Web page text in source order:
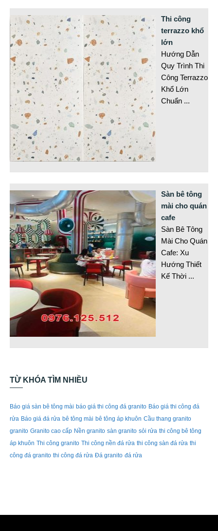
Thi công
terrazzo khổ
lớn
Hướng Dẫn
Quy Trình Thi
Công Terrazzo
Khổ Lớn
Chuẩn ...
Sàn bê tông
mài cho quán
cafe
Sàn Bê Tông
Mài Cho Quán
Cafe: Xu
Hướng Thiết
Kế Thời ...
TỪ KHÓA TÌM NHIỀU
Báo giá sàn bê tông mài báo giá thi công đá granito Báo giá thi công đá
rửa Báo giá đá rửa bê tông mài bê tông áp khuôn Cầu thang granito
granito Granito cao cấp Nền granito sàn granito sỏi rửa thi công bê tông
áp khuôn Thi công granito Thi công nền đá rửa thi công sàn đá rửa thi
công đá granito thi công đá rửa Đá granito đá rửa